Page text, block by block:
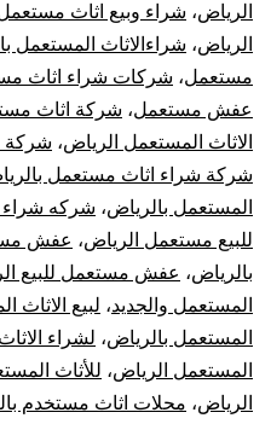
الرياض، شراء وبيع اثاث
الرياض، شراءالاثاث المستعمل
مستعمل، شركات شراء اثاث
عفش مستعمل، شركة اثاث
الاثاث المستعمل الرياض، شركة
شركة شراء اثاث مستعمل
المستعمل بالرياض، شركه شراء
للبيع مستعمل الرياض، عفش
بالرياض، عفش مستعمل للبيع
المستعمل والجديد، لبيع الاثاث
المستعمل بالرياض، لشراء
المستعمل الرياض، للأثاث
الرياض، محلات اثاث مستخدم